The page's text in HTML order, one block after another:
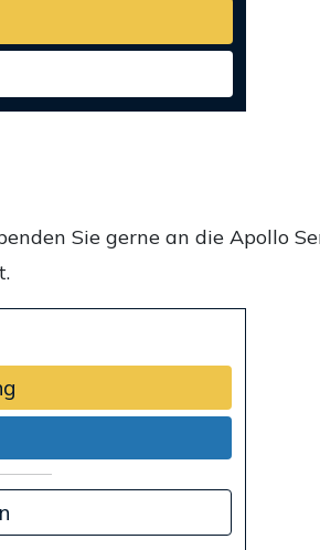
Sie gerne an die Apollo